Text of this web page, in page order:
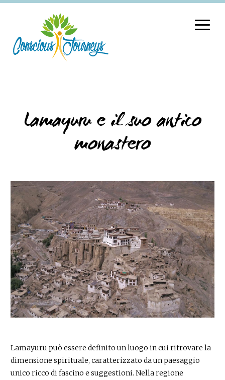
Lamayuru e il suo antico
monastero
Lamayuru può essere definito un luogo in cui ritrovare la
dimensione spirituale, caratterizzato da un paesaggio
unico ricco di fascino e suggestioni. Nella regione